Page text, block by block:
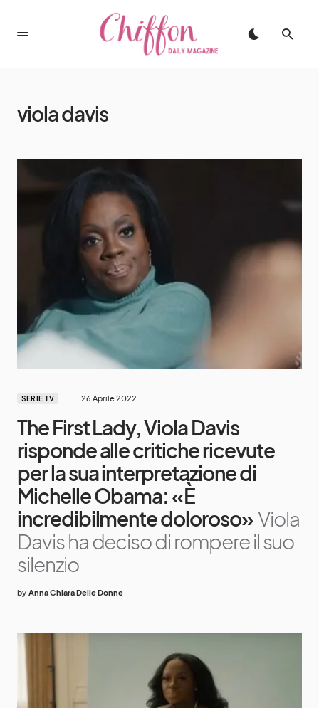
viola davis
SERIE TV 26 Aprile 2022
The First Lady, Viola Davis
risponde alle critiche ricevute
per la sua interpretazione di
Michelle Obama: «È
incredibilmente doloroso»Viola
Davis ha deciso di rompere il suo
silenzio
by Anna Chiara Delle Donne